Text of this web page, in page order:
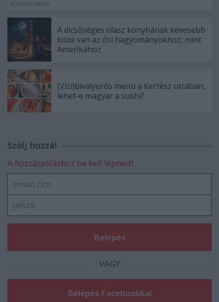
A dicsőséges olasz konyhának kevesebb
köze van az ősi hagyományokhoz, mint
Amerikához
(Vízi)bivalyerős menü a Kertész utcában,
lehet-e magyar a sushi?
Szólj hozzá!
A hozzászóláshoz be kell lépned!
VAGY